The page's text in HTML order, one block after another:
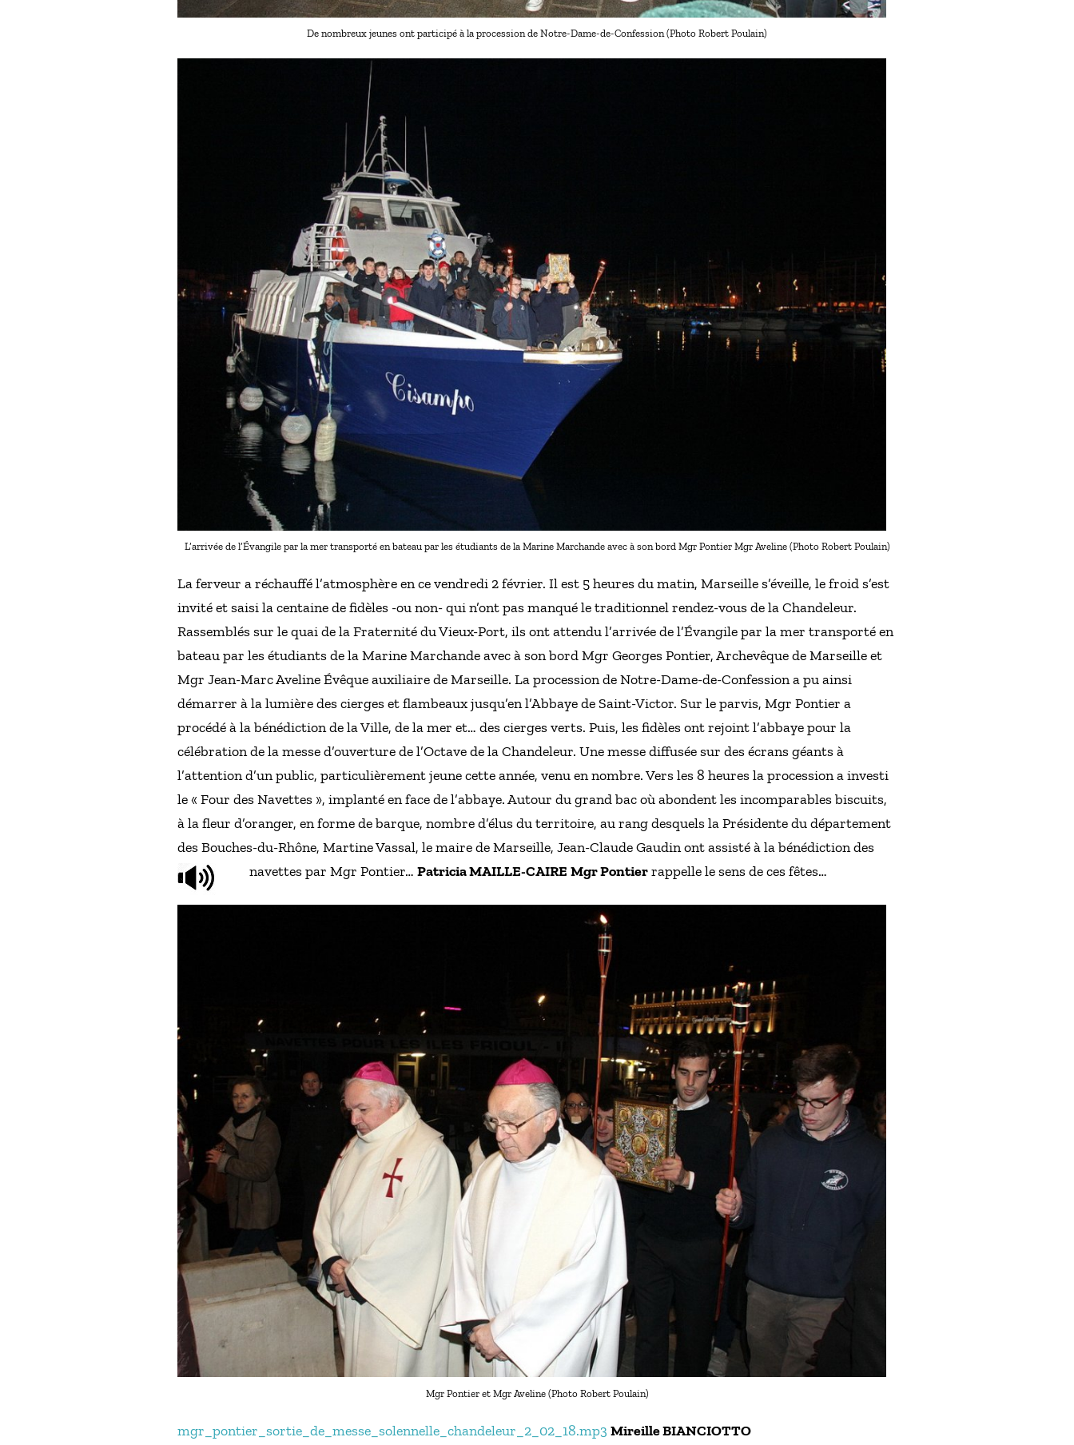
De nombreux jeunes ont participé à la procession de Notre-Dame-de-Confession (Photo Robert Poulain)
L’arrivée de l’Évangile par la mer transporté en bateau par les étudiants de la Marine Marchande avec à son bord Mgr Pontier Mgr Aveline (Photo Robert Poulain)
La ferveur a réchauffé l’atmosphère en ce vendredi 2 février. Il est 5 heures du matin, Marseille s’éveille, le froid s’est
invité et saisi la centaine de fidèles -ou non- qui n’ont pas manqué le traditionnel rendez-vous de la Chandeleur.
Rassemblés sur le quai de la Fraternité du Vieux-Port, ils ont attendu l’arrivée de l’Évangile par la mer transporté en
bateau par les étudiants de la Marine Marchande avec à son bord Mgr Georges Pontier, Archevêque de Marseille et
Mgr Jean-Marc Aveline Évêque auxiliaire de Marseille. La procession de Notre-Dame-de-Confession a pu ainsi
démarrer à la lumière des cierges et flambeaux jusqu’en l’Abbaye de Saint-Victor. Sur le parvis, Mgr Pontier a
procédé à la bénédiction de la Ville, de la mer et… des cierges verts. Puis, les fidèles ont rejoint l’abbaye pour la
célébration de la messe d’ouverture de l’Octave de la Chandeleur. Une messe diffusée sur des écrans géants à
l’attention d’un public, particulièrement jeune cette année, venu en nombre. Vers les 8 heures la procession a investi
le « Four des Navettes », implanté en face de l’abbaye. Autour du grand bac où abondent les incomparables biscuits,
à la fleur d’oranger, en forme de barque, nombre d’élus du territoire, au rang desquels la Présidente du département
des Bouches-du-Rhône, Martine Vassal, le maire de Marseille, Jean-Claude Gaudin ont assisté à la bénédiction des
navettes par Mgr Pontier… Patricia MAILLE-CAIRE Mgr Pontierrappelle le sens de ces fêtes…
Mgr Pontier et Mgr Aveline (Photo Robert Poulain)
mgr_pontier_sortie_de_messe_solennelle_chandeleur_2_02_18.mp3 Mireille BIANCIOTTO